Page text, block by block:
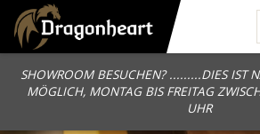
SHOWROOM BESUCHEN? .........DIES IST
MÖGLICH, MONTAG BIS FREITAG
UHR